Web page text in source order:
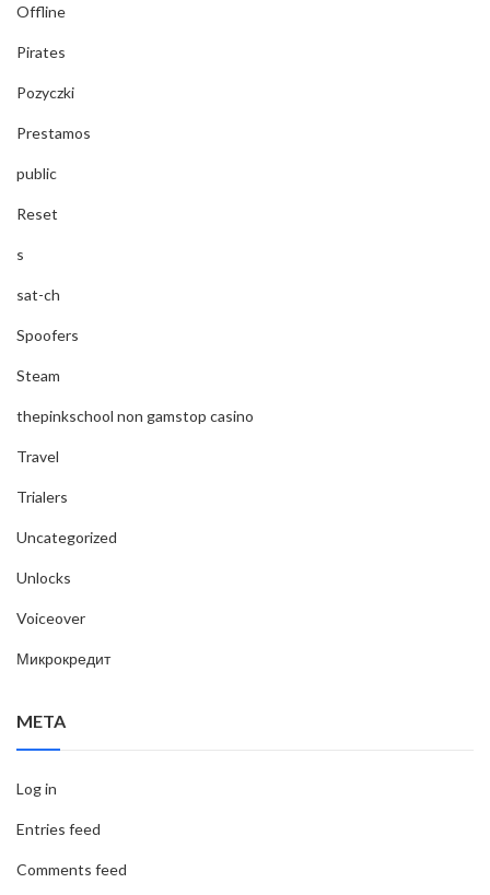
Offline
Pirates
Pozyczki
Prestamos
public
Reset
s
sat-ch
Spoofers
Steam
thepinkschool non gamstop casino
Travel
Trialers
Uncategorized
Unlocks
Voiceover
Микрокредит
META
Log in
Entries feed
Comments feed